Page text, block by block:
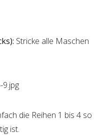
Stricke alle Maschen
die Reihen 1 bis 4 so
ist.